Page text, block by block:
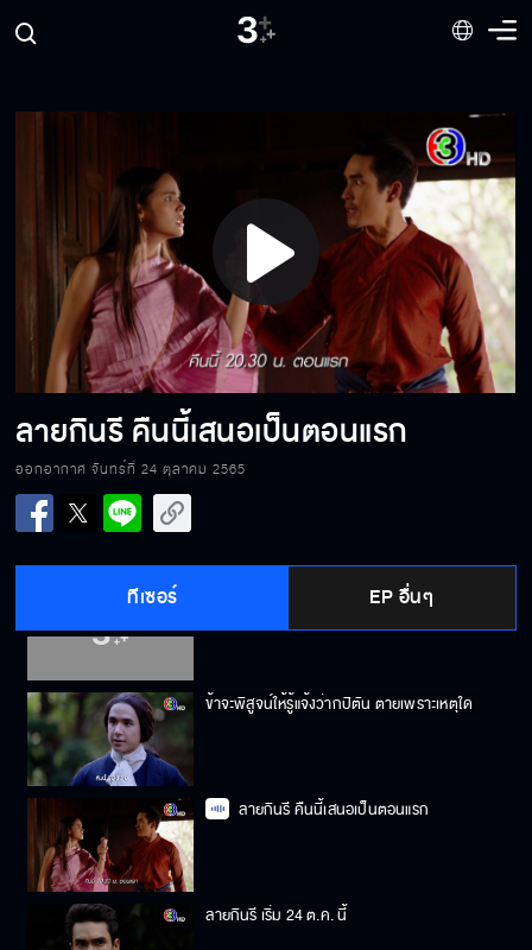
Play
Video
ลายกินรี คืนนี้เสนอเป็นตอนแรก
ออกอากาศ จันทร์ที่ 24 ตุลาคม 2565
ทีเซอร์ EP อื่นๆ
ใกล้ถึงเวลาของพวกเราแล้ว
มีกฎเกณฑ์อันใดห้ามมิให้ยิ้มกับฝรั่ง
เขาจมน้ำตาย หรือเขาถูกฆาตกรรม? ลายกินรี
เริ่ม 24 ตุลาคมนี้
ข้าจะพิสูจน์ให้รู้แจ้งว่ากปิตัน ตายเพราะเหตุใด
ลายกินรี คืนนี้เสนอเป็นตอนแรก
ลายกินรี เริ่ม 24 ต.ค. นี้